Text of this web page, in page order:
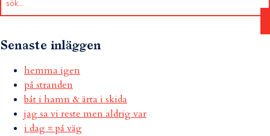
Senaste inläggen
hemma igen
på stranden
båt i hamn & ärta i skida
jag sa vi reste men aldrig var
i dag = på väg